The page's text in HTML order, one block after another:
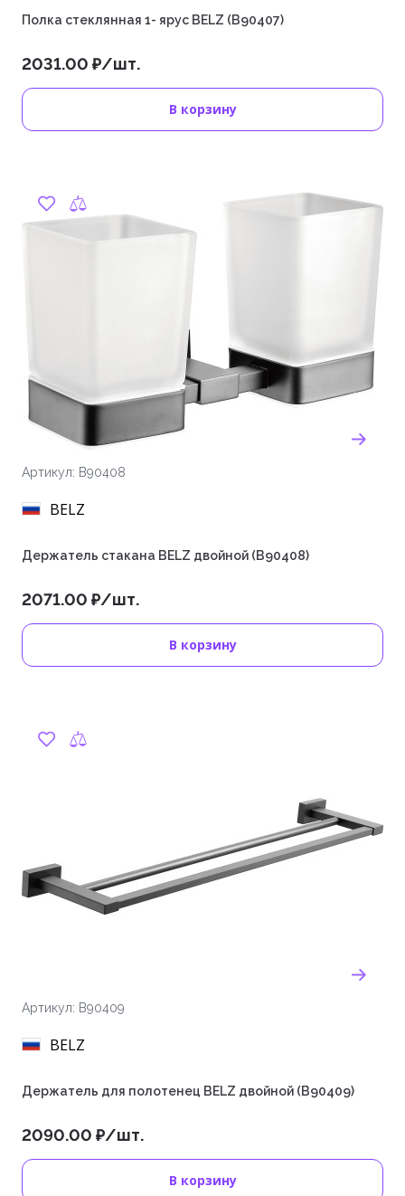
Полка стеклянная 1- ярус BELZ (B90407)
2031.00 ₽/шт.
В корзину
Артикул: B90408
BELZ
Держатель стакана BELZ двойной (B90408)
2071.00 ₽/шт.
В корзину
Артикул: B90409
BELZ
Держатель для полотенец BELZ двойной (B90409)
2090.00 ₽/шт.
В корзину